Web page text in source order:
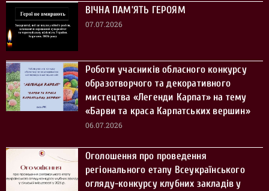
ВІЧНА ПАМ’ЯТЬ ГЕРОЯМ
07.07.2026
Роботи учасників обласного конкурсу
образотворчого та декоративного
мистецтва «Легенди Карпат» на тему
«Барви та краса Карпатських вершин»
06.07.2026
Оголошення про проведення
регіонального етапу Всеукраїнського
огляду-конкурсу клубних закладів у